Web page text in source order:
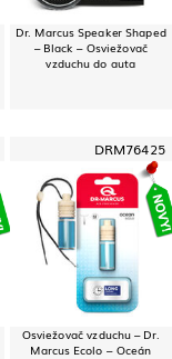
Dr. Marcus Speaker Shaped
– Black – Osviežovač
vzduchu do auta
DRM76425
Osviežovač vzduchu – Dr.
Marcus Ecolo – Oceán